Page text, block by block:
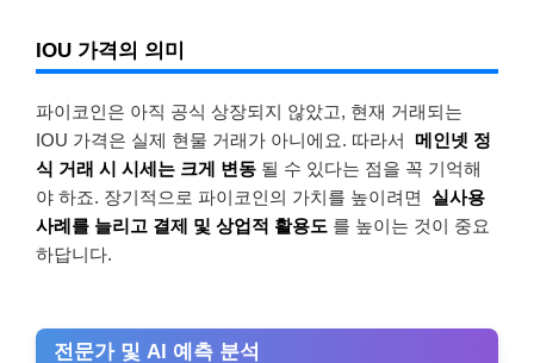
IOU 가격의 의미
파이코인은 아직 공식 상장되지 않았고, 현재 거래되는
IOU 가격은 실제 현물 거래가 아니에요. 따라서 메인넷 정
식 거래 시 시세는 크게 변동 될 수 있다는 점을 꼭 기억해
야 하죠. 장기적으로 파이코인의 가치를 높이려면 실사용
사례를 늘리고 결제 및 상업적 활용도 를 높이는 것이 중요
하답니다.
전문가 및 AI 예측 분석